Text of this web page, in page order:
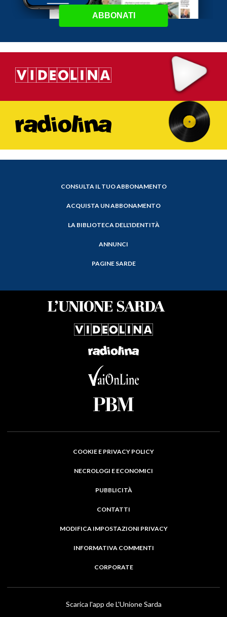
ABBONATI
CONSULTA IL TUO ABBONAMENTO
ACQUISTA UN ABBONAMENTO
LA BIBLIOTECA DELL'IDENTITÀ
ANNUNCI
PAGINE SARDE
COOKIE E PRIVACY POLICY
NECROLOGI E ECONOMICI
PUBBLICITÀ
CONTATTI
MODIFICA IMPOSTAZIONI PRIVACY
INFORMATIVA COMMENTI
CORPORATE
Scarica l'app de L'Unione Sarda